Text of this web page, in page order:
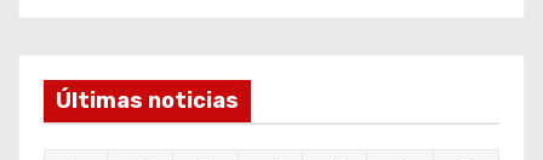
Últimas noticias